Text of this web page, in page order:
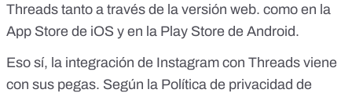
Threads tanto a través de la versión web. como en la
App Store de iOS y en la Play Store de Android.
Eso sí, la integración de Instagram con Threads viene
con sus pegas. Según la Política de privacidad de